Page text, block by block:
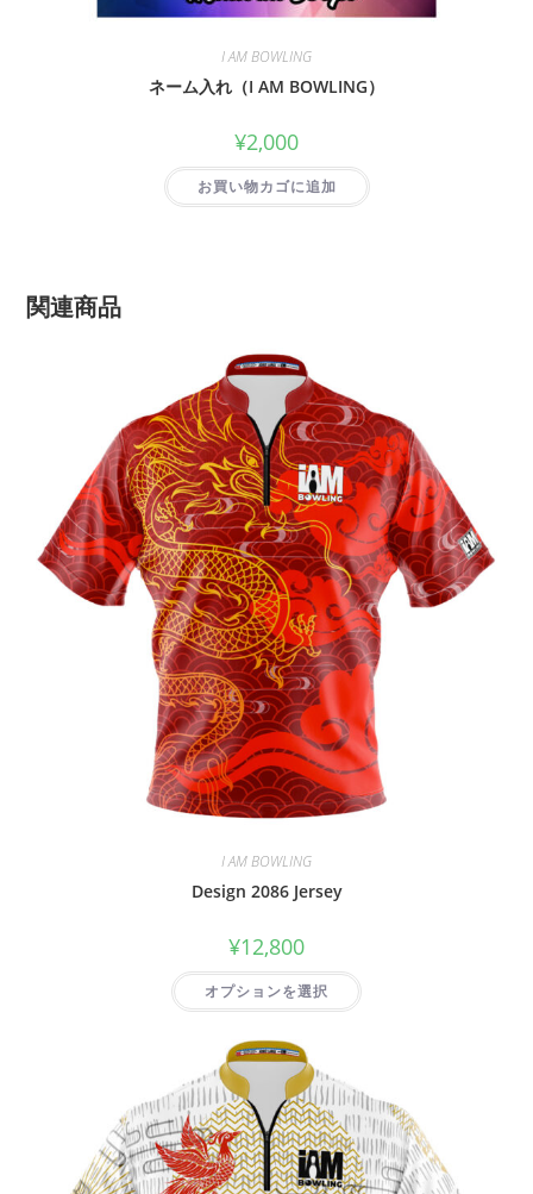
I AM BOWLING
ネーム入れ（I AM BOWLING）
¥2,000
お買い物カゴに追加
関連商品
I AM BOWLING
Design 2086 Jersey
¥12,800
オプションを選択